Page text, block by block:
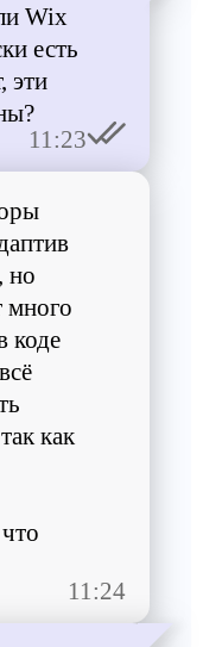
Wix
есть
эти
11:23
но
много
коде
как
11:24